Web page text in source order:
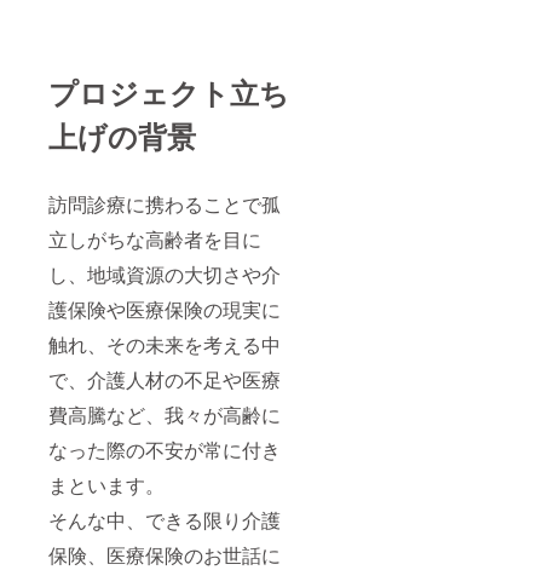
プロジェクト立ち
上げの背景
訪問診療に携わることで孤
立しがちな高齢者を目に
し、地域資源の大切さや介
護保険や医療保険の現実に
触れ、その未来を考える中
で、介護人材の不足や医療
費高騰など、我々が高齢に
なった際の不安が常に付き
まといます。
そんな中、できる限り介護
保険、医療保険のお世話に